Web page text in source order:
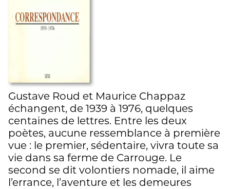
Gustave Roud et Maurice Chappaz
échangent, de 1939 à 1976, quelques
centaines de lettres. Entre les deux
poètes, aucune ressemblance à première
vue : le premier, sédentaire, vivra toute sa
vie dans sa ferme de Carrouge. Le
second se dit volontiers nomade, il aime
l’errance, l’aventure et les demeures